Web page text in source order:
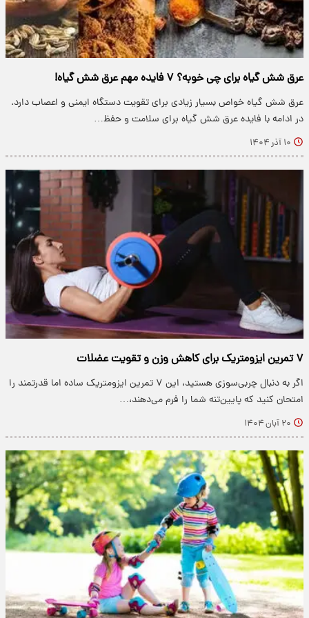
عرق شش گیاه برای چی خوبه؟ ۷ فایده مهم عرق شش گیاه!
عرق شش گیاه خواص بسیار زیادی برای تقویت دستگاه ایمنی و اعصاب دارد.
در ادامه با فایده‌ عرق شش گیاه برای سلامت و حفظ…
۱۰ آذر ۱۴۰۴
۷ تمرین ایزومتریک برای کاهش وزن و تقویت عضلات
اگر به دنبال چربی‌سوزی هستید، این ۷ تمرین ایزومتریک ساده اما قدرتمند را
امتحان کنید که پایین‌تنه شما را فرم می‌دهند،…
۲۰ آبان ۱۴۰۴